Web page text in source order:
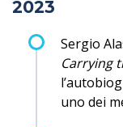
2023
Sergio
Carrying
uno dei